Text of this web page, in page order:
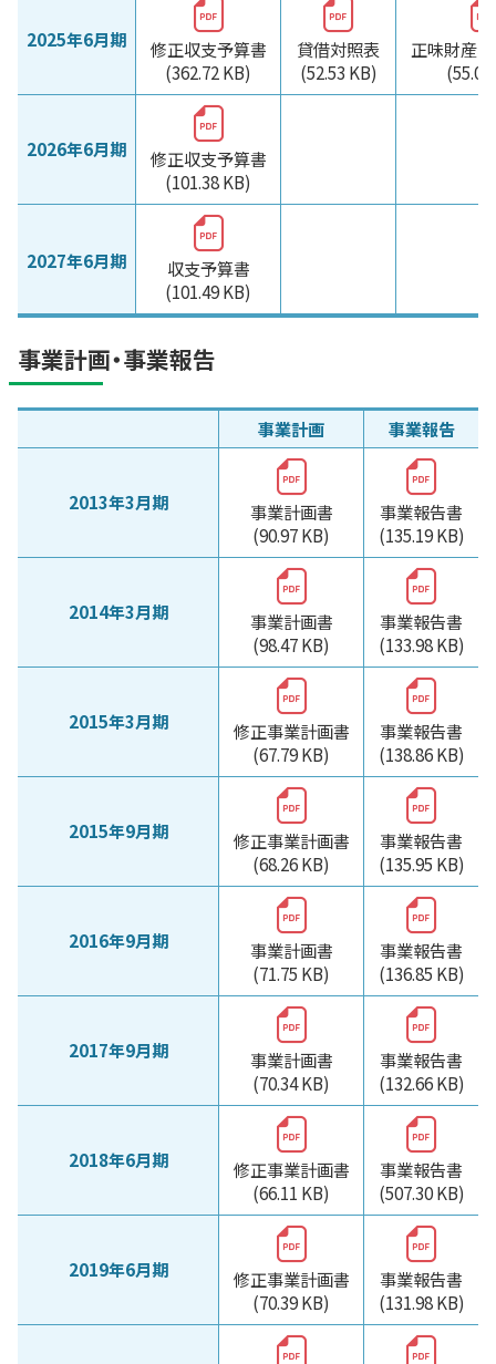
2025年6月期
修正収支予算書
(362.72 KB)
貸借対照表
(52.53 KB)
正味財産
2026年6月期
修正収支予算書
(101.38 KB)
2027年6月期
収支予算書
(101.49 KB)
事業計画・事業報告
事業計画 事業報告
2013年3月期
事業計画書
(90.97 KB)
事業報告書
(135.19 KB)
2014年3月期
事業計画書
(98.47 KB)
事業報告書
(133.98 KB)
2015年3月期
修正事業計画書
(67.79 KB)
事業報告書
(138.86 KB)
2015年9月期
修正事業計画書
(68.26 KB)
事業報告書
(135.95 KB)
2016年9月期
事業計画書
(71.75 KB)
事業報告書
(136.85 KB)
2017年9月期
事業計画書
(70.34 KB)
事業報告書
(132.66 KB)
2018年6月期
修正事業計画書
(66.11 KB)
事業報告書
(507.30 KB)
2019年6月期
修正事業計画書
(70.39 KB)
事業報告書
(131.98 KB)